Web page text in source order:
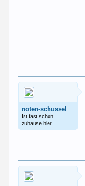
noten-schussel
Ist fast schon
zuhause hier